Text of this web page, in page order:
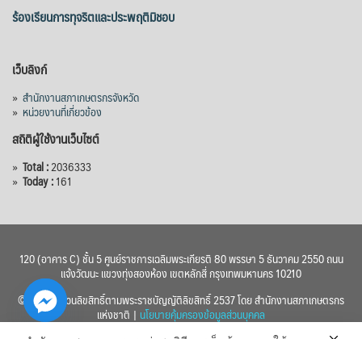
ร้องเรียนการทุจริตและประพฤติมิชอบ
เว็บลิงก์
» สำนักงานสภาเกษตรกรจังหวัด
» หน่วยงานที่เกี่ยวข้อง
สถิติผู้ใช้งานเว็บไซต์
» Total :2036333
» Today :161
120 (อาคาร C) ชั้น 5 ศูนย์ราชการเฉลิมพระเกียรติ 80 พรรษา 5 ธันวาคม 2550 ถนน
แจ้งวัฒนะ แขวงทุ่งสองห้อง เขตหลักสี่ กรุงเทพมหานคร 10210
© 2560 สงวนลิขสิทธิ์ตามพระราชบัญญัติลิขสิทธิ์ 2537 โดย สำนักงานสภาเกษตรกร
แห่งชาติ | นโยบายคุ้มครองข้อมูลส่วนบุคคล